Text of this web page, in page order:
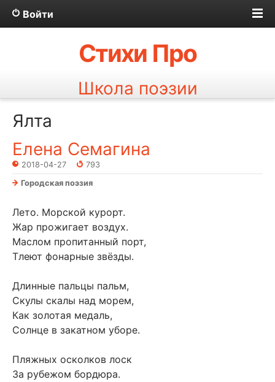
Войти
Стихи Про
Школа поэзии
Ялта
Елена Семагина
2018-04-27
793
Городская поэзия
Лето. Морской курорт.
Жар прожигает воздух.
Маслом пропитанный порт,
Тлеют фонарные звёзды.
Длинные пальцы пальм,
Скулы скалы над морем,
Как золотая медаль,
Солнце в закатном уборе.
Пляжных осколков лоск
За рубежом бордюра.